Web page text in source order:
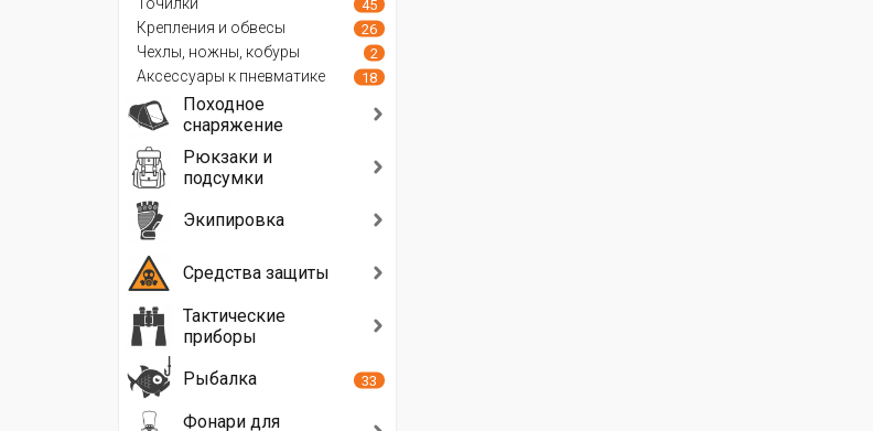
45
Крепления и обвесы 26
Чехлы, ножны, кобуры 2
Аксессуары к пневматике 18
Походное
снаряжение
Рюкзаки и
подсумки
Экипировка
Средства защиты
Тактические
приборы
Рыбалка
33
Фонари для